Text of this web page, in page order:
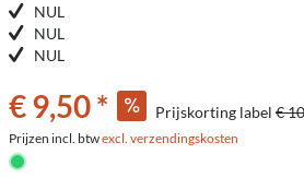
NUL
NUL
NUL
€ 9,50 * Prijskorting label €
Prijzen incl. btwexcl. verzendingskosten